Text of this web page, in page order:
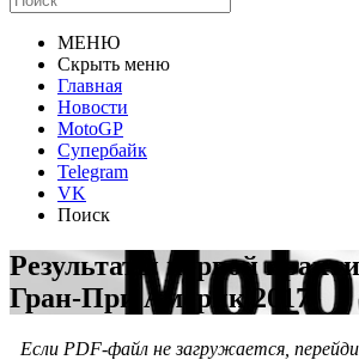
МЕНЮ
Скрыть меню
Главная
Новости
MotoGP
Супербайк
Telegram
VK
Поиск
Результаты первой
Гран-При Америк 2017
Если PDF-файл не загружается,